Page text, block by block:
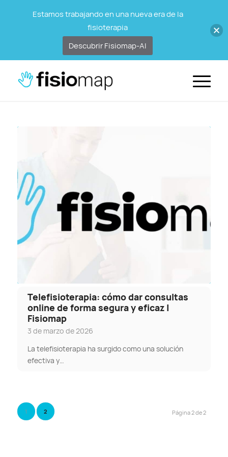
Telefisioterapia: cómo dar consultas
online de forma segura y eficaz |
Fisiomap
3 de marzo de 2026
La telefisioterapia ha surgido como una solución
efectiva y…
Página 2 de 2
1 2
Estamos trabajando en una nueva era de la
fisioterapia
Descubrir Fisiomap-AI